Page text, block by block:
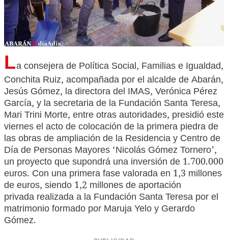
La consejera de Política Social, Familias e Igualdad,
Conchita Ruiz, acompañada por el alcalde de Abarán,
Jesús Gómez, la directora del IMAS, Verónica Pérez
García, y la secretaria de la Fundación Santa Teresa,
Mari Trini Morte, entre otras autoridades, presidió este
viernes el acto de colocación de la primera piedra de
las obras de ampliación de la Residencia y Centro de
Día de Personas Mayores ‘Nicolás Gómez Tornero’,
un proyecto que supondrá una inversión de 1.700.000
euros. Con una primera fase valorada en 1,3 millones
de euros, siendo 1,2 millones de aportación
privada realizada a la Fundación Santa Teresa por el
matrimonio formado por Maruja Yelo y Gerardo
Gómez.